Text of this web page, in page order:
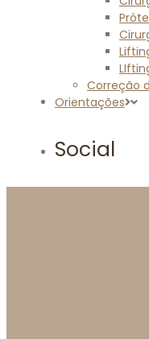
Correção
Orientações
Social